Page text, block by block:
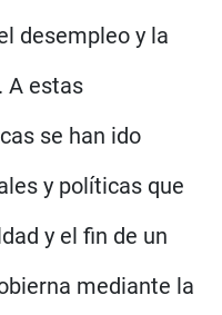
desempleo y la
A estas
se han ido
y políticas que
y el fin de un
mediante la